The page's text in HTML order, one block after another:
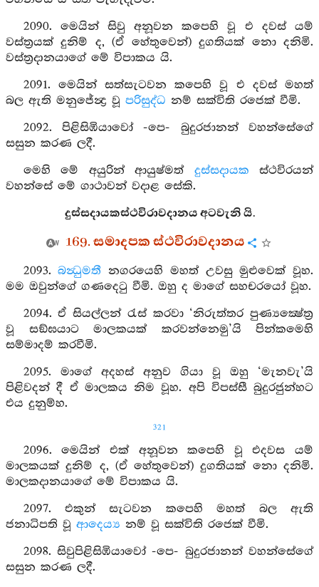
2090. මෙයින් සිවු අනූවන කපෙහි වූ එ දවස් යම්
වස්ත්‍රයක් දුනිම් ද, (ඒ හේතුවෙන්) දුගතියක් නො දනිමි.
වස්ත්‍රදානයාගේ මේ විපාකය යි.
2091. මෙයින් සත්සැටවන කපෙහි වූ එ දවස් මහත්
බල ඇති මනුජේන්‍ද්‍ර වූ පරිසුද්ධ නම් සක්විති රජෙක් වීමි.
2092. පිළිසිඹියාවෝ -පෙ- බුදුරජානන් වහන්සේගේ
සසුන කරණ ලදී.
මෙහි මේ අයුරින් ආයුෂ්මත් දුස්සදායක ස්ථවිරයන්
වහන්සේ මේ ගාථාවන් වදාළ සේකි.
දුස්සදායකස්ථවිරාවදානය අටවැනි යි.
169. සමාදපක ස්ථවිරාවදානය
2093.බන්‍ධුමතී නගරයෙහි මහත් උවසු මුළුවෙක් වූහ.
මම ඔවුන්ගේ ගණදෙටු වීමි. ඔහු ද මාගේ සහචරයෝ වූහ.
2094. ඒ සියල්ලන් රැස් කරවා ‘නිරුත්තර පුණ්‍යක්‍ෂේත්‍ර
වූ සඞ්ඝයාට මාලකයක් කරවන්නෙමු’යි පින්කමෙහි
සම්මාදම් කරවීමි.
2095. මාගේ අදහස් අනුව ගියා වූ ඔහු ‘මැනවැ’යි
පිළිවදන් දී ඒ මාලකය නිම වූහ. අපි විපස්සී බුදුරජුන්හට
එය දුනුම්හ.
321
2096. මෙයින් එක් අනූවන කපෙහි වූ එදවස යම්
මාලකයක් දුනිම් ද, (ඒ හේතුවෙන්) දුගතියක් නො දනිමි.
මාලකදානයාගේ මේ විපාකය යි.
2097. එකුන් සැටවන කපෙහි මහත් බල ඇති
ජනාධිපති වූ ආදෙය්‍ය නම් වූ සක්විති රජෙක් වීමි.
2098. සිවුපිළිසිඹියාවෝ -පෙ- බුදුරජානන් වහන්සේගේ
සසුන කරණ ලදී.